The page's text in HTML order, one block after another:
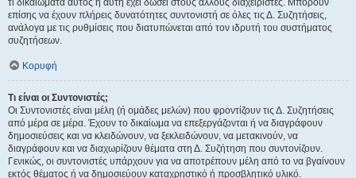
τι δικαιώματα αυτός ή αυτή έχει δώσει στους άλλους διαχειριστές. Μπορούν
επίσης να έχουν πλήρεις δυνατότητες συντονιστή σε όλες τις Δ. Συζητήσεις,
ανάλογα με τις ρυθμίσεις που διατυπώνεται από τον ιδρυτή του συστήματος
συζητήσεων.
Κορυφή
Τι είναι οι Συντονιστές;
Οι Συντονιστές είναι μέλη (ή ομάδες μελών) που φροντίζουν τις Δ. Συζητήσεις
από μέρα σε μέρα. Έχουν το δικαίωμα να επεξεργάζονται ή να διαγράφουν
δημοσιεύσεις και να κλειδώνουν, να ξεκλειδώνουν, να μετακινούν, να
διαγράφουν και να διαχωρίζουν θέματα στη Δ. Συζήτηση που συντονίζουν.
Γενικώς, οι συντονιστές υπάρχουν για να αποτρέπουν μέλη από το να βγαίνουν
εκτός θέματος ή να δημοσιεύουν καταχρηστικό ή προσβλητικό υλικό.